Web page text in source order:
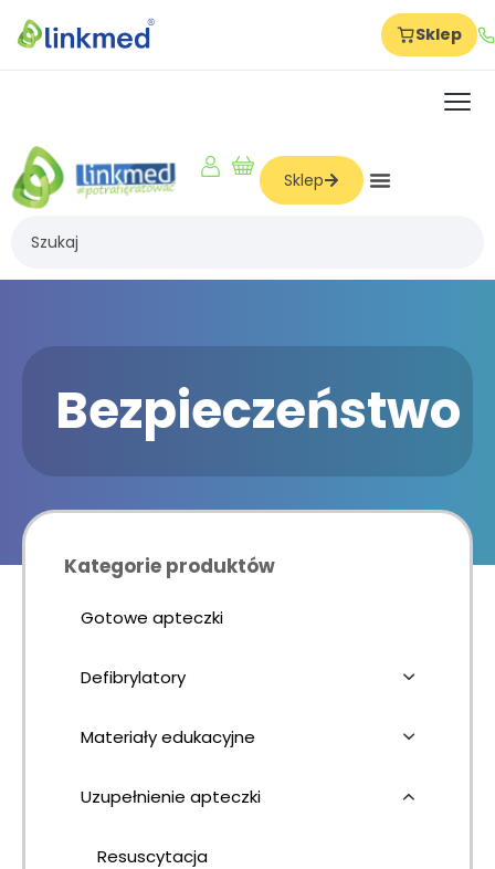
Sklep
Dla firm
Dla hoteli
Dla logistyki i magazynów
Kursy KPP
Sklep
Bezpieczeństwo
Kategorie produktów
Gotowe apteczki
Defibrylatory
Materiały edukacyjne
Uzupełnienie apteczki
Resuscytacja